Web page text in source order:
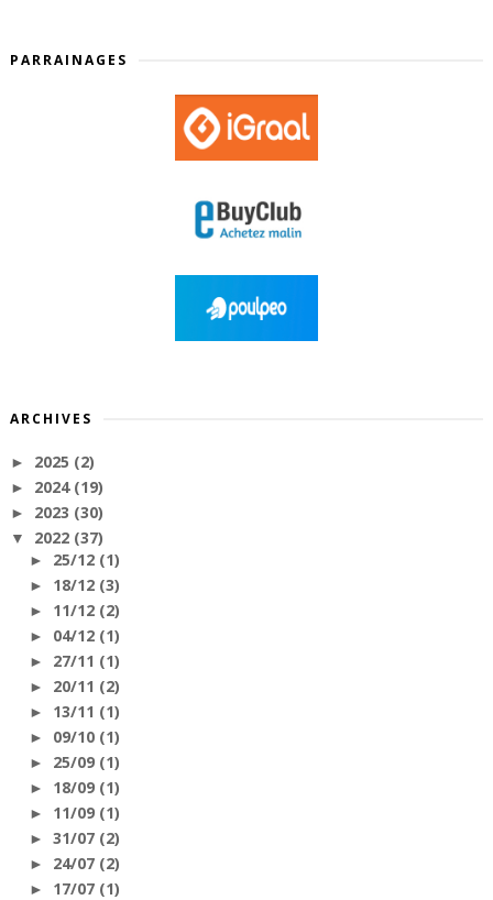
PARRAINAGES
ARCHIVES
► 2025 (2)
► 2024 (19)
► 2023 (30)
▼ 2022 (37)
► 25/12 (1)
► 18/12 (3)
► 11/12 (2)
► 04/12 (1)
► 27/11 (1)
► 20/11 (2)
► 13/11 (1)
► 09/10 (1)
► 25/09 (1)
► 18/09 (1)
► 11/09 (1)
► 31/07 (2)
► 24/07 (2)
► 17/07 (1)